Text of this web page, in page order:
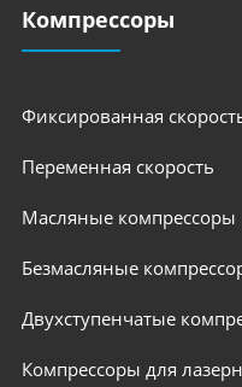
Компрессоры
Фиксированная
Переменная скорость
Масляные компрессоры
Безмасляные
Двухступенчатые
Компрессоры для